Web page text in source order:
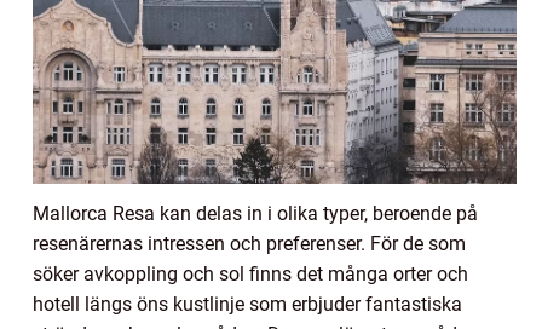
Mallorca Resa kan delas in i olika typer, beroende på
resenärernas intressen och preferenser. För de som
söker avkoppling och sol finns det många orter och
hotell längs öns kustlinje som erbjuder fantastiska